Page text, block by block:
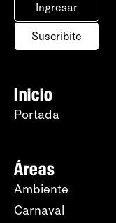
Ingresar
Suscribite
Inicio
Portada
Áreas
Ambiente
Carnaval